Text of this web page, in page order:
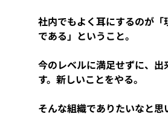
社内でもよく耳にするのが「
である」ということ。
今のレベルに満足せずに、出
す。新しいことをやる。
そんな組織でありたいなと思